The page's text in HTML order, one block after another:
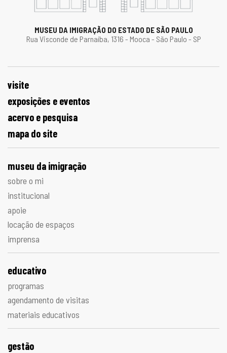
MUSEU DA IMIGRAÇÃO DO ESTADO DE SÃO PAULO
Rua Visconde de Parnaíba, 1316 - Mooca - São Paulo - SP
visite
exposições e eventos
acervo e pesquisa
mapa do site
museu da imigração
sobre o mi
institucional
apoie
locação de espaços
imprensa
educativo
programas
agendamento de visitas
materiais educativos
gestão